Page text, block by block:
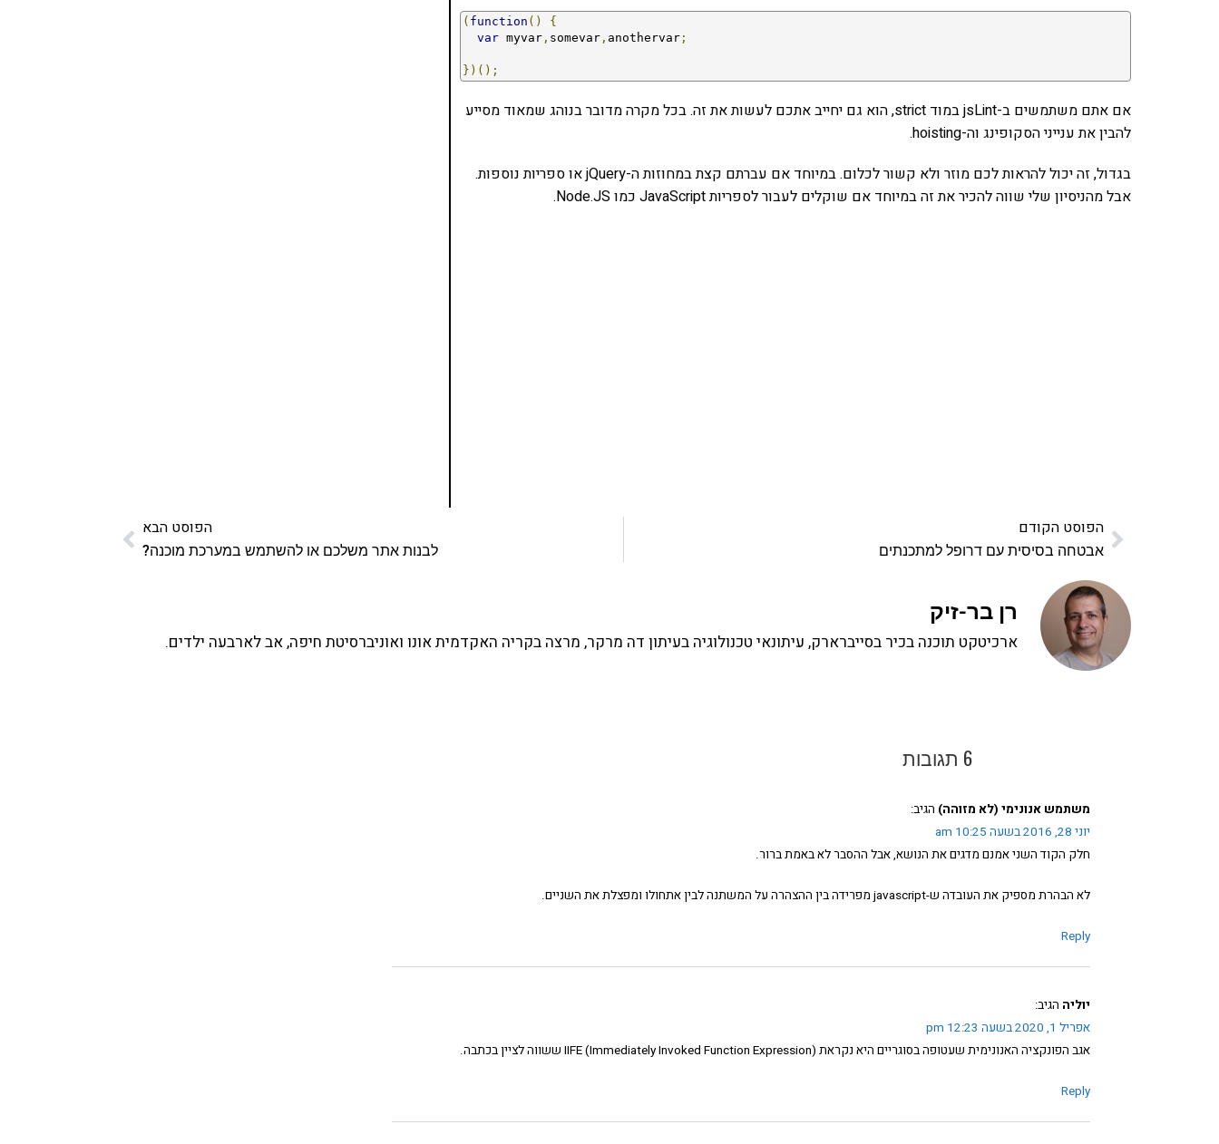
( function ()
{
var myvar , somevar , anothervar ;
})();
אם אתם משתמשים ב-jsLint במוד strict, הוא גם יחייב אתכם לעשות את זה. בכל מקרה מדובר בנוהג שמאוד מסייע
להבין את ענייני הסקופינג וה-hoisting.
בגדול, זה יכול להראות לכם מוזר ולא קשור לכלום. במיוחד אם עברתם קצת במחוזות ה-jQuery או ספריות נוספות.
אבל מהניסיון שלי שווה להכיר את זה במיוחד אם שוקלים לעבור לספריות JavaScript כמו Node.JS.
הפוסט הקודם
אבטחה בסיסית עם דרופל למתכנתים
הפוסט הבא
לבנות אתר משלכם או להשתמש במערכת מוכנה?
רן בר-זיק
ארכיטקט תוכנה בכיר בסייברארק, עיתונאי טכנולוגיה בעיתון דה מרקר, מרצה בקריה האקדמית אונו ואוניברסיטת חיפה, אב לארבעה ילדים.
6 תגובות
משתמש אנונימי (לא מזוהה) הגיב:
יוני 28, 2016 בשעה 10:25 am
חלק הקוד השני אמנם מדגים את הנושא, אבל ההסבר לא באמת ברור.
לא הבהרת מספיק את העובדה ש-javascript מפרידה בין ההצהרה על המשתנה לבין אתחולו ומפצלת את השניים.
Reply
יוליה הגיב:
אפריל 1, 2020 בשעה 12:23 pm
אגב הפונקציה האנונימית שעטופה בסוגריים היא נקראת IIFE (Immediately Invoked Function Expression) ששווה לציין בכתבה.
Reply